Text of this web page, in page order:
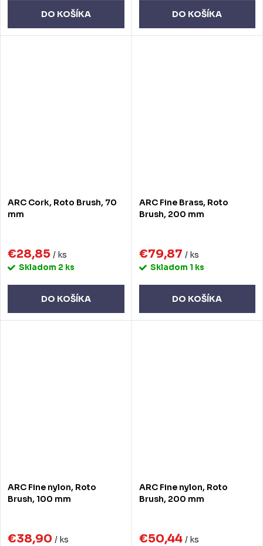
DO KOŠÍKA DO KOŠÍKA
ARC Cork, Roto Brush, 70
mm
€28,85 / ks
Skladom 2 ks
DO KOŠÍKA
ARC Fine Brass, Roto
Brush, 200 mm
€79,87 / ks
Skladom 1 ks
DO KOŠÍKA
ARC Fine nylon, Roto
Brush, 100 mm
€38,90 / ks
ARC Fine nylon, Roto
Brush, 200 mm
€50,44 / ks